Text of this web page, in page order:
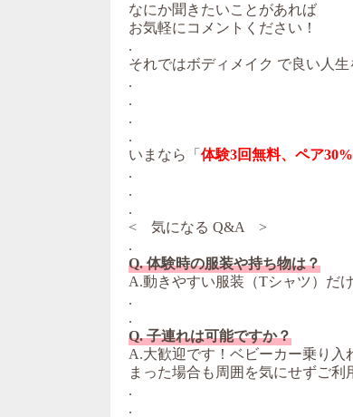
なにか聞きたいことがあれば
お気軽にコメントください！
.
それではボディメイク で良い人生
.
.
.
.
いまなら「 体験3回無料、ペア
.
.
.
< 気になる Q&A >
.
Q. 体験時の服装や持ち物は？
A.動きやすい服装（Tシャツ）だ
.
.
Q. 子連れは可能ですか？
A.大歓迎です！ベビーカー乗り
まった場合も周囲を気にせずご利
.
.